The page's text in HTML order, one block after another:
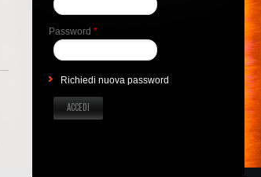
Password *
Richiedi nuova password